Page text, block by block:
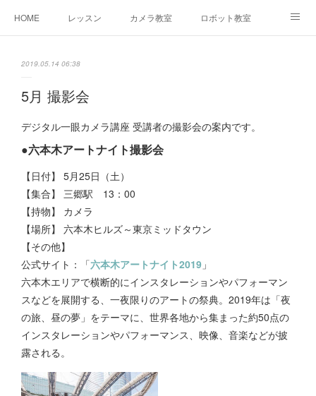
HOME レッスン カメラ教室 ロボット教室
2019.05.14 06:38
5月 撮影会
デジタル一眼カメラ講座 受講者の撮影会の案内です。
●六本木アートナイト撮影会
【日付】 5月25日（土）
【集合】 三郷駅 13：00
【持物】 カメラ
【場所】 六本木ヒルズ～東京ミッドタウン
【その他】
公式サイト：「六本木アートナイト2019 」
六本木エリアで横断的にインスタレーションやパフォーマン
スなどを展開する、一夜限りのアートの祭典。2019年は「夜
の旅、昼の夢」をテーマに、世界各地から集まった約50点の
インスタレーションやパフォーマンス、映像、音楽などが披
露される。